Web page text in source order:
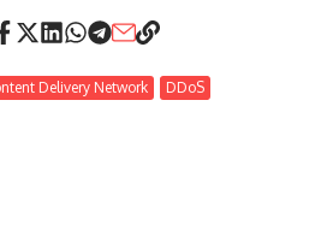
Delivery Network DDoS